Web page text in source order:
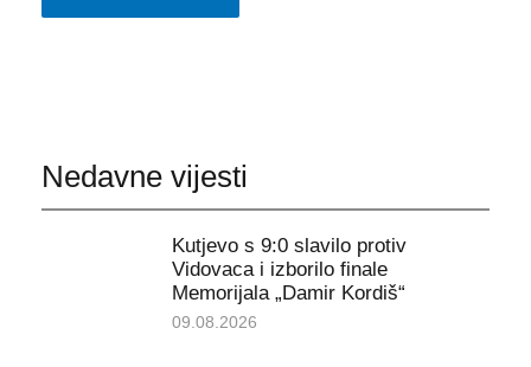
Nedavne vijesti
Kutjevo s 9:0 slavilo protiv
Vidovaca i izborilo finale
Memorijala „Damir Kordiš“
09.08.2026